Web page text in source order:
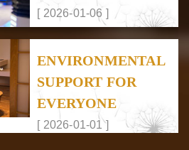
[ 2026-01-06 ]
ENVIRONMENTAL
SUPPORT FOR
EVERYONE
[ 2026-01-01 ]